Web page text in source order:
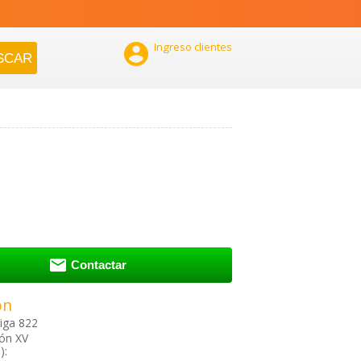
 Ingreso clientes
 Contactar
822
XV